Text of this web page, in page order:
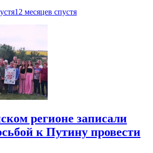
12 месяцев спустя
регионе записали
к Путину провести